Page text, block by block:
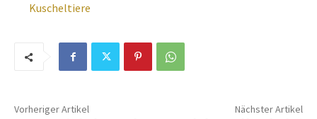
Kuscheltiere
Vorheriger Artikel Nächster Artikel